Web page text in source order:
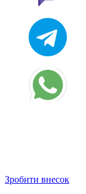
Зробити внесок